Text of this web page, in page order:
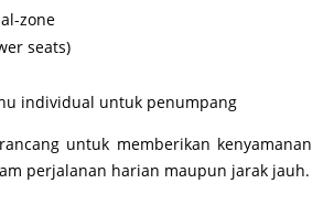
zone
seats)
individual untuk penumpang
untuk memberikan kenyamanan
perjalanan harian maupun jarak jauh.